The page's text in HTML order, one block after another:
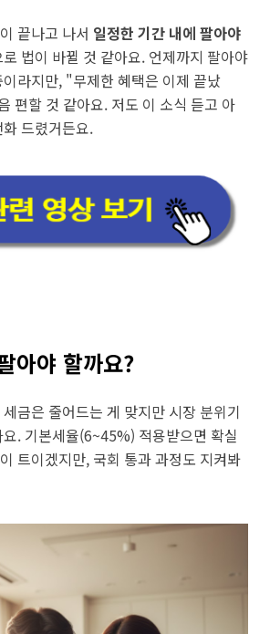
끝나고 나서 일정한 기간 내에 팔아야
법이 바뀔 것 같아요. 언제까지 팔아야
라지만, "무제한 혜택은 이제 끝났
편할 것 같아요. 저도 이 소식 듣고 아
드렸거든요.
아야 할까요?
금은 줄어드는 게 맞지만 시장 분위기
. 기본세율(6~45%) 적용받으면 확실
트이겠지만, 국회 통과 과정도 지켜봐